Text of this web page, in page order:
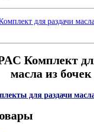
Комплект
масла из бочек
для раздачи